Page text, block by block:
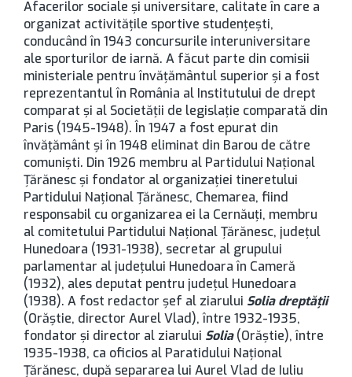
Afacerilor sociale și universitare, calitate în care a
organizat activitățile sportive studențești,
conducând în 1943 concursurile interuniversitare
ale sporturilor de iarnă. A făcut parte din comisii
ministeriale pentru învățământul superior și a fost
reprezentantul în România al Institutului de drept
comparat și al Societății de legislație comparată din
Paris (1945-1948). În 1947 a fost epurat din
învățământ și în 1948 eliminat din Barou de către
comuniști. Din 1926 membru al Partidului Național
Țărănesc și fondator al organizației tineretului
Partidului Național Țărănesc, Chemarea, fiind
responsabil cu organizarea ei la Cernăuți, membru
al comitetului Partidului Național Țărănesc, județul
Hunedoara (1931-1938), secretar al grupului
parlamentar al județului Hunedoara în Cameră
(1932), ales deputat pentru județul Hunedoara
(1938). A fost redactor șef al ziarului Solia dreptății
(Orăștie, director Aurel Vlad), între 1932-1935,
fondator și director al ziarului Solia(Orăștie), între
1935-1938, ca oficios al Paratidului Național
Țărănesc, după separarea lui Aurel Vlad de Iuliu